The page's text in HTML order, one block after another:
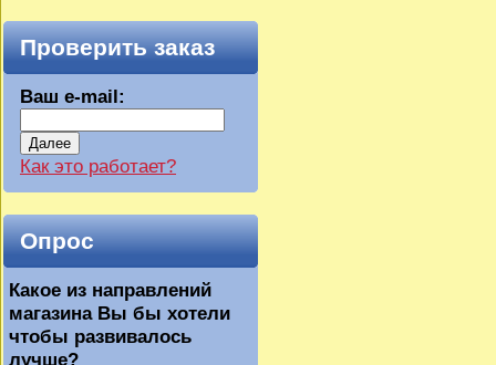
Проверить заказ
Ваш e-mail:
Далее
Как это работает?
Опрос
Какое из направлений
магазина Вы бы хотели
чтобы развивалось
лучше?